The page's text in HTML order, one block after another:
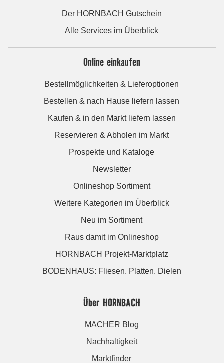
Der HORNBACH Gutschein
Alle Services im Überblick
Online einkaufen
Bestellmöglichkeiten & Lieferoptionen
Bestellen & nach Hause liefern lassen
Kaufen & in den Markt liefern lassen
Reservieren & Abholen im Markt
Prospekte und Kataloge
Newsletter
Onlineshop Sortiment
Weitere Kategorien im Überblick
Neu im Sortiment
Raus damit im Onlineshop
HORNBACH Projekt-Marktplatz
BODENHAUS: Fliesen. Platten. Dielen
Über HORNBACH
MACHER Blog
Nachhaltigkeit
Marktfinder